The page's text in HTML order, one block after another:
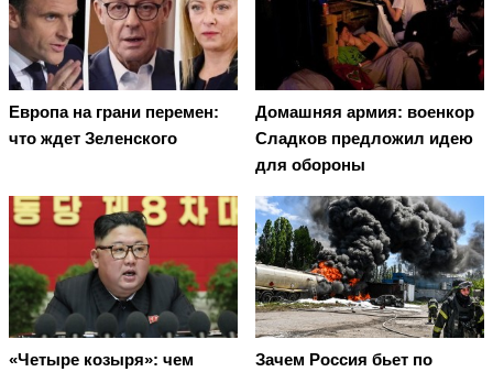
Европа на грани перемен:
что ждет Зеленского
Домашняя армия: военкор
Сладков предложил идею
для обороны
«Четыре козыря»: чем
Зачем Россия бьет по